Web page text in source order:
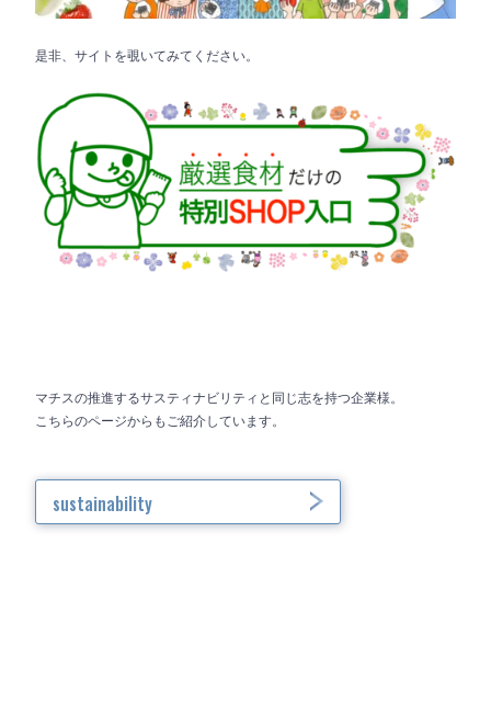
是非、サイトを覗いてみてください。
マチスの推進するサスティナビリティと同じ志を持つ企業様。
こちらのページからもご紹介しています。
sustainability